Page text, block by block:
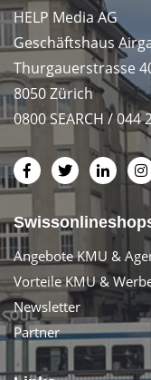
HELP Media AG
Geschäftshaus
Thurgauerstrasse
8050 Zürich
0800 SEARCH / 044
Angebote KMU &
Vorteile KMU &
Newsletter
Partner